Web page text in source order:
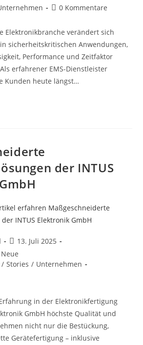
0 Kommentare
Elektronikbranche verändert sich
sicherheitskritischen Anwendungen,
Performance und Zeitfaktor
erfahrener EMS-Dienstleister
Kunden heute längst…
der INTUS
13. Juli 2025
Neue
/ Stories / Unternehmen
in der Elektronikfertigung
GmbH höchste Qualität und
nicht nur die Bestückung,
Gerätefertigung – inklusive